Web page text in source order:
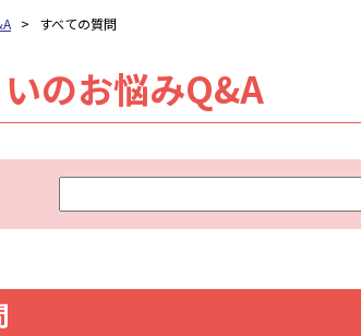
> すべての質問
のお悩みQ&A
ー